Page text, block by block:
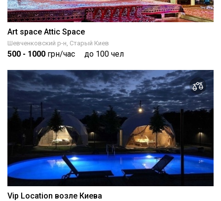
Art space Attic Space
Шевченковский р-н, Старый Киев
500 - 1000 грн/час до 100 чел
Vip Location возле Киева